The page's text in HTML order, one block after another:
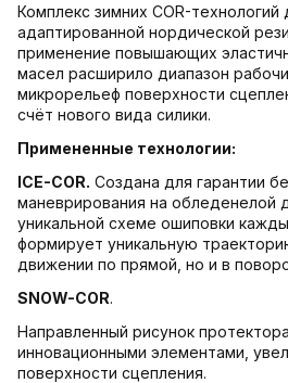
Комплекс зимних COR-технологий
адаптированной нордической
применение повышающих
масел расширило диапазон
микрорельеф поверхности
счёт нового вида силики.
Примененные технологии:
ICE-COR. Создана для гарантии
маневрирования на обледенелой
уникальной схеме ошиповки
формирует уникальную
движении по прямой, но и в
SNOW-COR.
Направленный рисунок
инновационными элементами,
поверхности сцепления.